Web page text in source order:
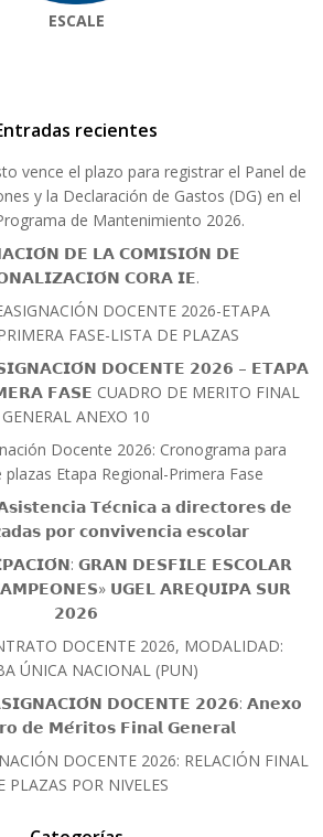
ESCALE
recientes
vence el plazo para registrar el Panel de
y la Declaración de Gastos (DG) en el
de Mantenimiento 2026.
𝗗𝗘 𝗟𝗔 𝗖𝗢𝗠𝗜𝗦𝗜𝗢́𝗡 𝗗𝗘
𝗖𝗢𝗥𝗔 𝗜𝗘.
DOCENTE 2026-ETAPA
FASE-LISTA DE PLAZAS
𝗗𝗢𝗖𝗘𝗡𝗧𝗘 𝟮𝟬𝟮𝟲 – 𝗘𝗧𝗔𝗣𝗔
𝗙𝗔𝗦𝗘 CUADRO DE MERITO FINAL
GENERAL ANEXO 10
Docente 2026: Cronograma para
Etapa Regional-Primera Fase
𝗧𝗲́𝗰𝗻𝗶𝗰𝗮 𝗮 𝗱𝗶𝗿𝗲𝗰𝘁𝗼𝗿𝗲𝘀 𝗱𝗲
𝗽𝗼𝗿 𝗰𝗼𝗻𝘃𝗶𝘃𝗲𝗻𝗰𝗶𝗮 𝗲𝘀𝗰𝗼𝗹𝗮𝗿
𝗚𝗥𝗔𝗡 𝗗𝗘𝗦𝗙𝗜𝗟𝗘 𝗘𝗦𝗖𝗢𝗟𝗔𝗥
𝗨𝗚𝗘𝗟 𝗔𝗥𝗘𝗤𝗨𝗜𝗣𝗔 𝗦𝗨𝗥
𝟮𝟬𝟮𝟲
DOCENTE 2026, MODALIDAD:
ÚNICA NACIONAL (PUN)
𝗗𝗢𝗖𝗘𝗡𝗧𝗘 𝟮𝟬𝟮𝟲: 𝗔𝗻𝗲𝘅𝗼
𝗱𝗲 𝗠𝗲́𝗿𝗶𝘁𝗼𝘀 𝗙𝗶𝗻𝗮𝗹 𝗚𝗲𝗻𝗲𝗿𝗮𝗹
DOCENTE 2026: RELACIÓN FINAL
PLAZAS POR NIVELES